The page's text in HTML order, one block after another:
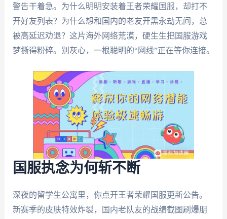
警告干着急。为什么明明安装着王者荣耀国服，却打不
开好友列表？为什么想和国内的老友开黑永劫无间，总
被高延迟劝退？这片海外网络荒漠，硬生生把国服游戏
梦撕得粉碎。别灰心，一根聪明的“网线”正在等你连接。
国服执念为何斩不断
深夜的留学生公寓里，你点开王者荣耀国服更新公告。
新赛季的皮肤特效炸裂，国内老队友的战绩截图刷爆朋